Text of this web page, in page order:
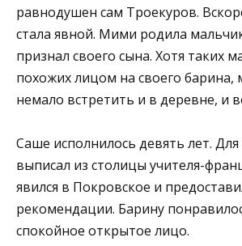
равнодушен сам Троекуров.
стала явной. Мими родила
признал своего сына. Хотя таких
похожих лицом на своего
немало встретить и в деревне, и
Саше исполнилось девять лет.
выписал из столицы учителя-
явился в Покровское и
рекомендации. Барину
спокойное открытое лицо.